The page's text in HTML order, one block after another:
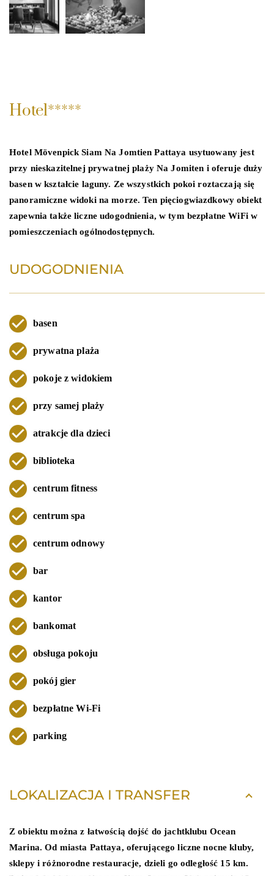
Hotel*****
Hotel Mövenpick Siam Na Jomtien Pattaya usytuowany jest
przy nieskazitelnej prywatnej plaży Na Jomiten i oferuje duży
basen w kształcie laguny. Ze wszystkich pokoi roztaczają się
panoramiczne widoki na morze. Ten pięciogwiazdkowy obiekt
zapewnia także liczne udogodnienia, w tym bezpłatne WiFi w
pomieszczeniach ogólnodostępnych.
UDOGODNIENIA
basen
prywatna plaża
pokoje z widokiem
przy samej plaży
atrakcje dla dzieci
biblioteka
centrum fitness
centrum spa
centrum odnowy
bar
kantor
bankomat
obsługa pokoju
pokój gier
bezpłatne Wi-Fi
parking
LOKALIZACJA I TRANSFER
Z obiektu można z łatwością dojść do jachtklubu Ocean
Marina. Od miasta Pattaya, oferującego liczne nocne kluby,
sklepy i różnorodne restauracje, dzieli go odległość 15 km.